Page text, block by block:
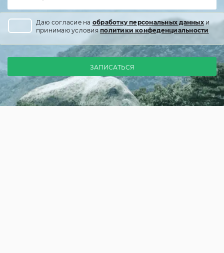
Даю согласие на обработку персональных данныхи
принимаю условияполитики конфеденциальности
ЗАПИСАТЬСЯ